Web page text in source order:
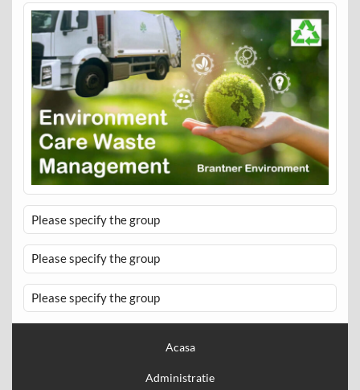
Please specify the group
Please specify the group
Please specify the group
Acasa
Administratie